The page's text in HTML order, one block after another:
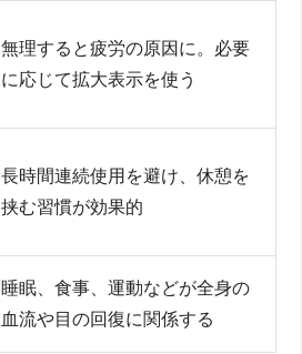
無理すると疲労の原因に。必要
に応じて拡大表示を使う
長時間連続使用を避け、休憩を
挟む習慣が効果的
睡眠、食事、運動などが全身の
血流や目の回復に関係する